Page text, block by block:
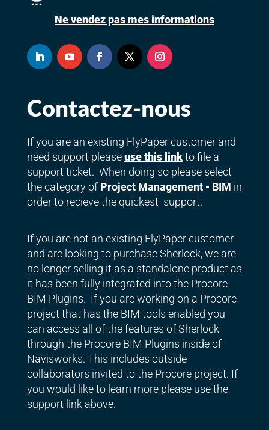
Ne vendez pas mes informations
Contactez-nous
If you are an existing FlyPaper customer and
need support pleaseuse this linkto file a
support ticket. When doing so please select
the category of Project Management - BIM in
order to recieve the quickest support.
If you are not an existing FlyPaper customer
and are looking to purchase Sherlock, we are
no longer selling it as a standalone product as
it has been fully integrated into the Procore
BIM Plugins. If you are working on a Procore
project that has the BIM tools enabled you
can access all of the features of Sherlock
through the Procore BIM Plugins inside of
Navisworks. This includes outside
collaborators invited to the Procore project. If
you would like to learn more please use the
support link above.